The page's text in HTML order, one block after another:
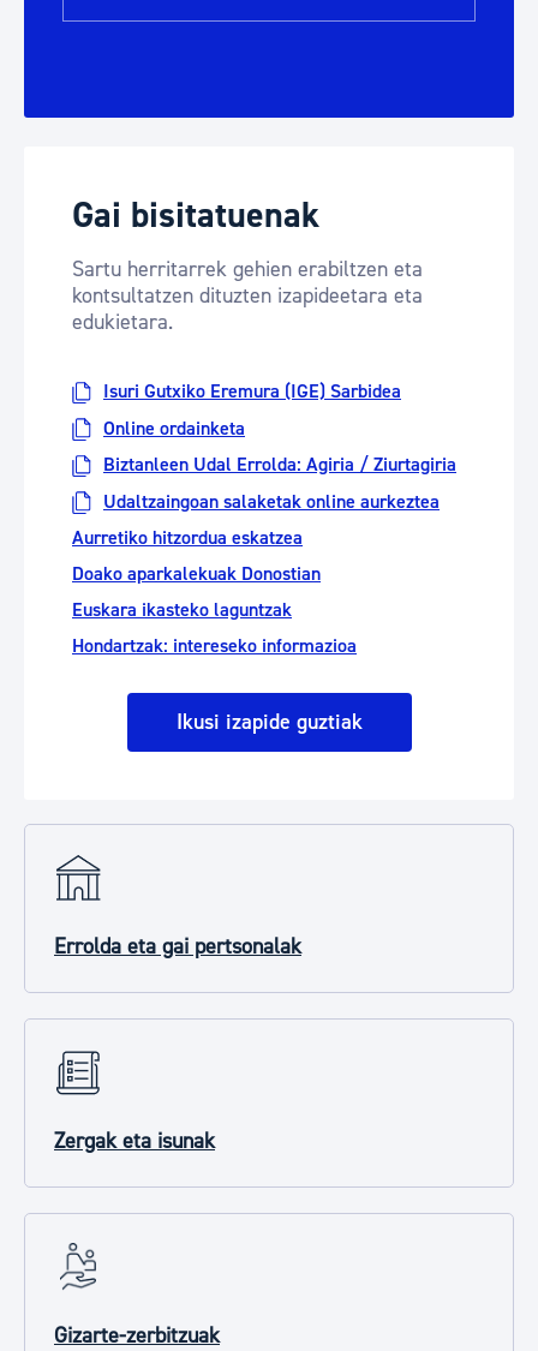
Gai bisitatuenak
Sartu herritarrek gehien erabiltzen eta
kontsultatzen dituzten izapideetara eta
edukietara.
Isuri Gutxiko Eremura (IGE) Sarbidea
Online ordainketa
Biztanleen Udal Errolda: Agiria / Ziurtagiria
Udaltzaingoan salaketak online aurkeztea
Aurretiko hitzordua eskatzea
Doako aparkalekuak Donostian
Euskara ikasteko laguntzak
Hondartzak: intereseko informazioa
Ikusi izapide guztiak
Errolda eta gai pertsonalak
Zergak eta isunak
Gizarte-zerbitzuak